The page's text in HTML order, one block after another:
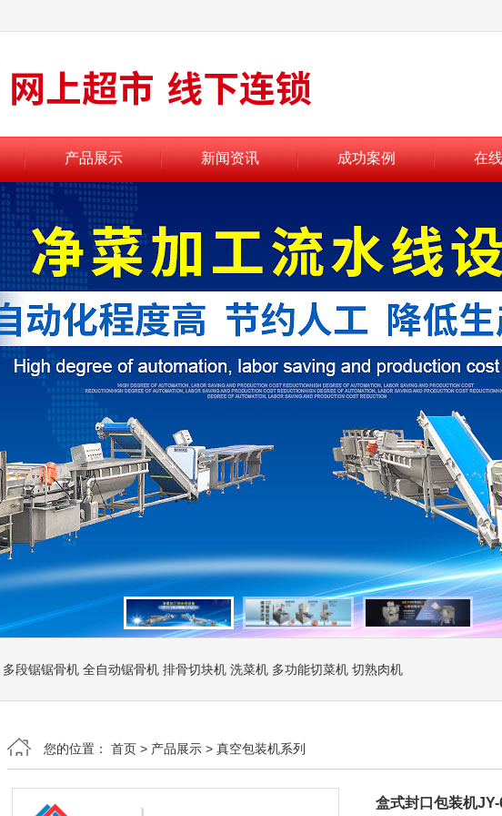
产品展示 新闻资讯 成功案例 在
多段锯锯骨机 全自动锯骨机 排骨切块机 洗菜机 多功能切菜机 切熟肉机
您的位置： 首页 > 产品展示 > 真空包装机系列
盒式封口包装机